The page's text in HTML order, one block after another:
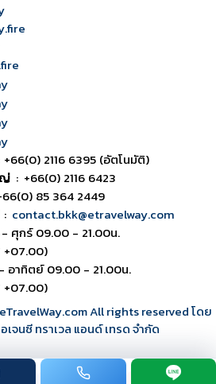
+66(0) 2116 6395 (อัตโนมัติ)
ญ่ : +66(0) 2116 6423
85 364 2449
: contact.bkk@etravelway.com
ศุกร์ 09.00 - 21.00น.
+07.00)
อาทิตย์ 09.00 - 21.00น.
+07.00)
All rights reserved โดย
อเจนซี ทราเวล แอนด์ เทรด จำกัด